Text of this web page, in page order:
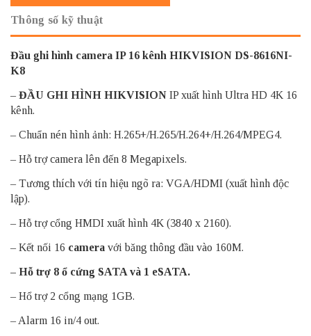
Thông số kỹ thuật
Đầu ghi hình camera IP 16 kênh HIKVISION DS-8616NI-
K8
– ĐẦU GHI HÌNH HIKVISION IP xuất hình Ultra HD 4K 16
kênh.
– Chuẩn nén hình ảnh: H.265+/H.265/H.264+/H.264/MPEG4.
– Hỗ trợ camera lên đến 8 Megapixels.
– Tương thích với tín hiệu ngõ ra: VGA/HDMI (xuất hình độc
lập).
– Hỗ trợ cổng HMDI xuất hình 4K (3840 x 2160).
– Kết nối 16 camera với băng thông đầu vào 160M.
– Hỗ trợ 8 ổ cứng SATA và 1 eSATA.
– Hổ trợ 2 cổng mạng 1GB.
– Alarm 16 in/4 out.